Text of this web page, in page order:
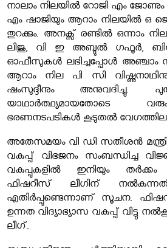
നാലാം നിലയിൽ റോജി എം
എം ഷാജിയും ആറാം നിലയിൽ ഒ
തുറക്കും. അനക്സ് രണ്ടിൽ ഒന്നാം
ലിജു, വി ഇ അബ്ദുൽ ഗഫൂർ,
ഓഫീസുകൾ ലഭിച്ചപ്പോൾ അഞ്ചാം
ആറാം നില പി സി
ഷംസുദ്ദീനും അനുവദിച്ചു.
യാഥാർത്ഥ്യമായതോടെ
ഭരണനടപടികൾ കൂടുതൽ
അതേസമയം വി ഡി സതീശൻ
വകുപ്പ് വിഭജനം സംബന്ധിച്ച
വകുപ്പുകളിൽ ഇനിയും തർക്കം
ഫിഷറീസ് ലീഗിന്
എതിർപ്പുണ്ടെന്നാണ് സൂചന.
ഉന്നത വിദ്യാഭ്യാസ വകുപ്പ് വിട്ടു
ലീഗ്.